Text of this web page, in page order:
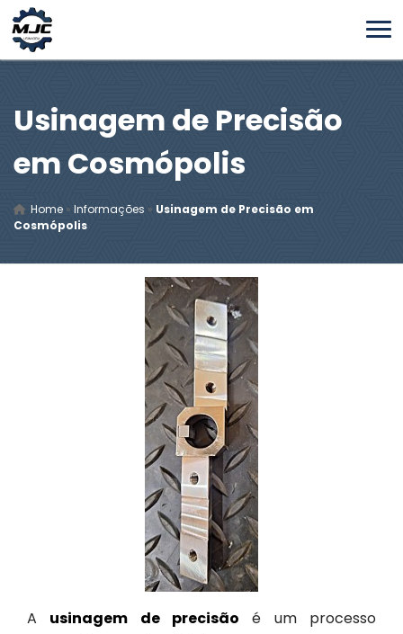
Usinagem de Precisão
em Cosmópolis
Home » Informações » Usinagem de Precisão em
Cosmópolis
A usinagem de precisão é um processo